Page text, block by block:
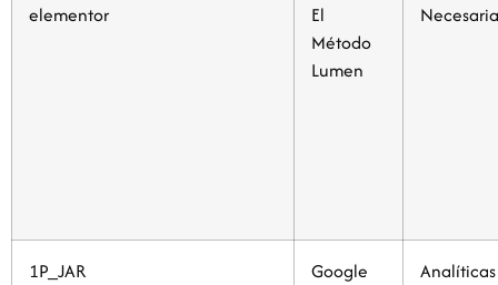
elementor
El
Método
Lumen
1P_JAR Google Analíticas